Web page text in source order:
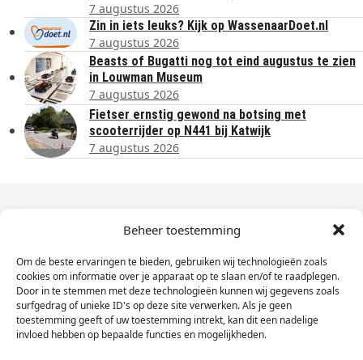
Beheer toestemming
Om de beste ervaringen te bieden, gebruiken wij technologieën zoals
cookies om informatie over je apparaat op te slaan en/of te raadplegen.
Door in te stemmen met deze technologieën kunnen wij gegevens zoals
surfgedrag of unieke ID's op deze site verwerken. Als je geen
toestemming geeft of uw toestemming intrekt, kan dit een nadelige
invloed hebben op bepaalde functies en mogelijkheden.
7 augustus 2026
Zin in iets leuks? Kijk op WassenaarDoet.nl
7 augustus 2026
Beasts of Bugatti nog tot eind augustus te zien
in Louwman Museum
7 augustus 2026
Fietser ernstig gewond na botsing met
scooterrijder op N441 bij Katwijk
7 augustus 2026
Dagelijks het laatste nieuws in je e-mail?
Vul
hier
je
e-
mailadres
Sign Up